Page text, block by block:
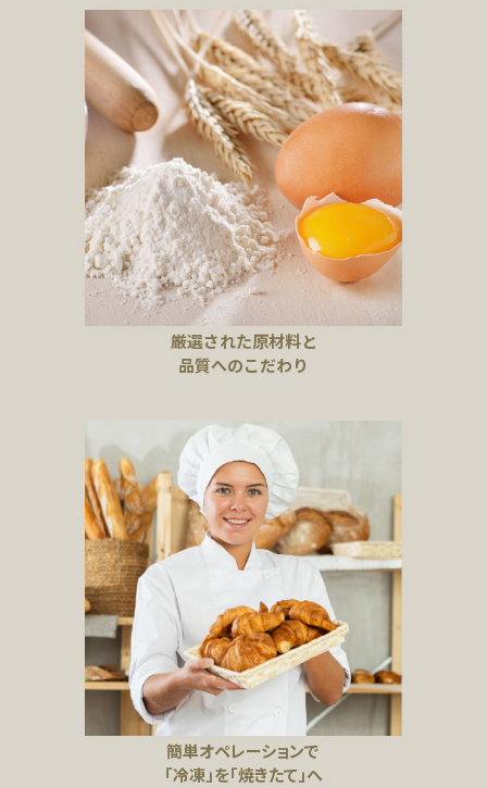
厳選された原材料と
品質へのこだわり
簡単オペレーションで
「冷凍」を「焼きたて」へ